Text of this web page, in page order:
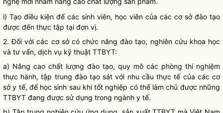
i) Tạo điều kiện để các sinh viên, học viên của các cơ sở đào tạo
được đến thực tập tại đơn vị.
2. Đối với các cơ sở có chức năng đào tạo, nghiên cứu khoa học
và tư vấn, dịch vụ kỹ thuật TTBYT:
a) Nâng cao chất lượng đào tạo, quy mô các phòng thí nghiệm
thực hành, tập trung đào tạo sát với nhu cầu thực tế của các cơ
sở y tế, để học sinh sau khi tốt nghiệp có thể làm chủ được những
TTBYT đang được sử dụng trong ngành y tế.